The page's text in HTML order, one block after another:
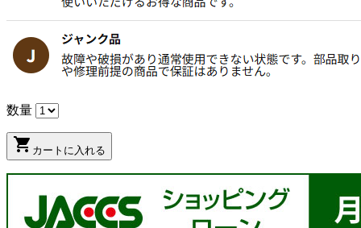
数量
shopping_cart カートに入れる